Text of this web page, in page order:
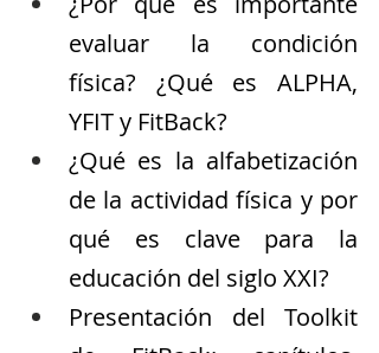
evaluar la condición
física? ¿Qué es ALPHA,
YFIT y FitBack?
¿Qué es la alfabetización
de la actividad física y por
qué es clave para la
educación del siglo XXI?
Presentación del Toolkit